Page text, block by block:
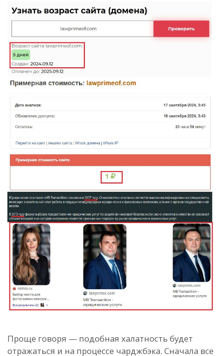
Проще говоря — подобная халатность будет
отражаться и на процессе чарджбэка. Сначала все